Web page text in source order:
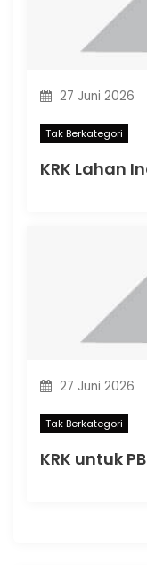
27 Juni 2026
Tak Berkategori
27 Juni 2026
Tak Berkategori